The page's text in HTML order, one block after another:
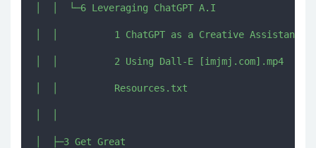
│  │  └─6 Leveraging ChatGPT A.I
│  │          1 ChatGPT as a Creative
│  │          2 Using Dall-E [imjmj.com].mp4
│  │          Resources.txt
│  ├─3 Get Great